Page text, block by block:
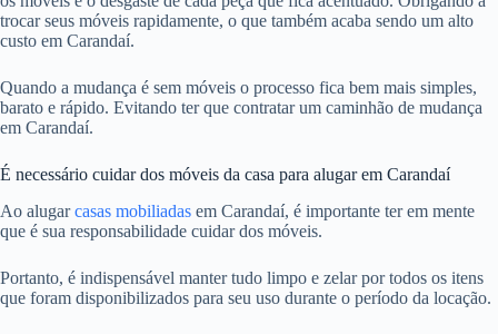
trocar seus móveis rapidamente, o que também acaba sendo um alto
custo em Carandaí.
Quando a mudança é sem móveis o processo fica bem mais simples,
barato e rápido. Evitando ter que contratar um caminhão de mudança
em Carandaí.
É necessário cuidar dos móveis da casa para alugar em Carandaí
Ao alugarcasas mobiliadas em Carandaí, é importante ter em mente
que é sua responsabilidade cuidar dos móveis.
Portanto, é indispensável manter tudo limpo e zelar por todos os itens
que foram disponibilizados para seu uso durante o período da locação.